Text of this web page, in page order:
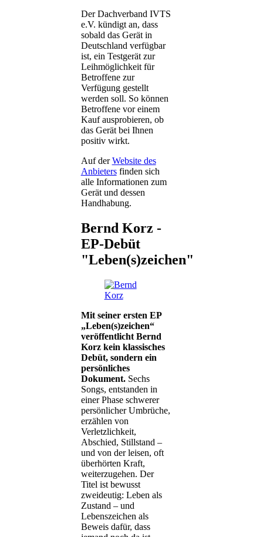
Der Dachverband IVTS
e.V. kündigt an, dass
sobald das Gerät in
Deutschland verfügbar
ist, ein Testgerät zur
Leihmöglichkeit für
Betroffene zur
Verfügung gestellt
werden soll. So können
Betroffene vor einem
Kauf ausprobieren, ob
das Gerät bei Ihnen
positiv wirkt.
Auf derWebsite des
Anbietersfinden sich
alle Informationen zum
Gerät und dessen
Handhabung.
Bernd Korz -
EP-Debüt
"Leben(s)zeichen"
Mit seiner ersten EP
„Leben(s)zeichen“
veröffentlicht Bernd
Korz kein klassisches
Debüt, sondern ein
persönliches
Dokument.Sechs
Songs, entstanden in
einer Phase schwerer
persönlicher Umbrüche,
erzählen von
Verletzlichkeit,
Abschied, Stillstand –
und von der leisen, oft
überhörten Kraft,
weiterzugehen. Der
Titel ist bewusst
zweideutig: Leben als
Zustand – und
Lebenszeichen als
Beweis dafür, dass